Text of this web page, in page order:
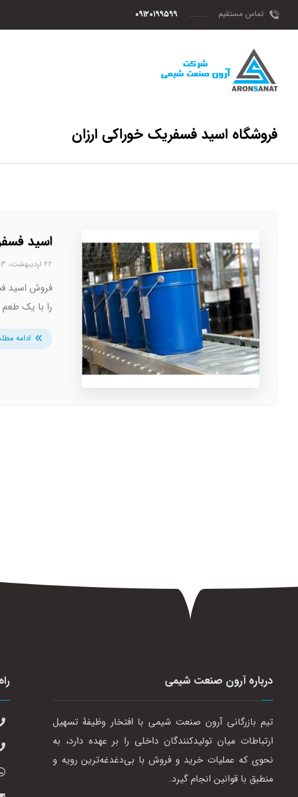
تماس مستقیم ۰۹۱۲۰۱۹۹۵۹۹
فروشگاه اسید فسفریک خوراکی ارزان
اسید
۲۲ اردیبهشت، ۱۴۰۳
فروش اسید
را با یک
ادامه
درباره آرون صنعت شیمی
تیم بازرگانی آرون صنعت شیمی با افتخار وظیفهٔ تسهیل
ارتباطات میان تولیدکنندگان داخلی را بر عهده دارد، به
نحوی که عملیات خرید و فروش با بی‌دغدغه‌ترین رویه و
منطبق با قوانین انجام گیرد.